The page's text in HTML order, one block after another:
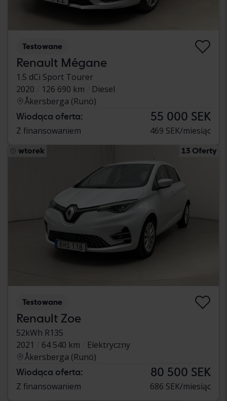
Testowane
Renault Mégane
1.5 dCi Sport Tourer
2020
126 690 km
Diesel
Åkersberga (Runö)
Wiodąca oferta: 55 000 SEK
Z finansowaniem 469 SEK/miesiąc
wtorek 13 Oferty
Testowane
Renault Zoe
52kWh R135
2021
64 540 km
Elektryczny
Åkersberga (Runö)
Wiodąca oferta: 80 500 SEK
Z finansowaniem 686 SEK/miesiąc